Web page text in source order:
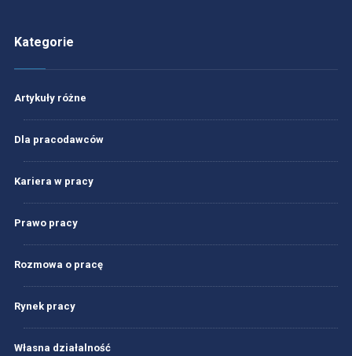
Kategorie
Artykuły różne
Dla pracodawców
Kariera w pracy
Prawo pracy
Rozmowa o pracę
Rynek pracy
Własna działalność